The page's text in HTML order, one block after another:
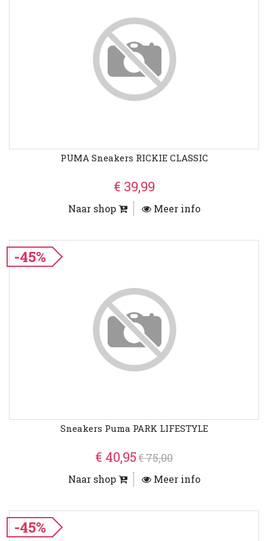
PUMA Sneakers RICKIE CLASSIC
€ 39,99
Naar shop Meer info
-45%
Sneakers Puma PARK LIFESTYLE
€ 40,95€ 75,00
Naar shop Meer info
-45%